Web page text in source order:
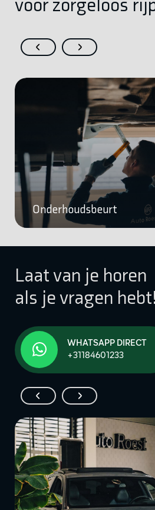
voor zorgeloos
Onderhoudsbeurt
Laat van je horen
als je vragen hebt!
WHATSAPP DIRECT
+31184601233